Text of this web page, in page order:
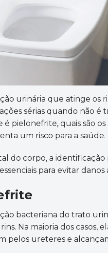
urinária que atinge os
sérias quando não é
pielonefrite, quais são os
um risco para a saúde.
do corpo, a identificação
para evitar
bacteriana do trato
Na maioria dos casos,
pelos ureteres e